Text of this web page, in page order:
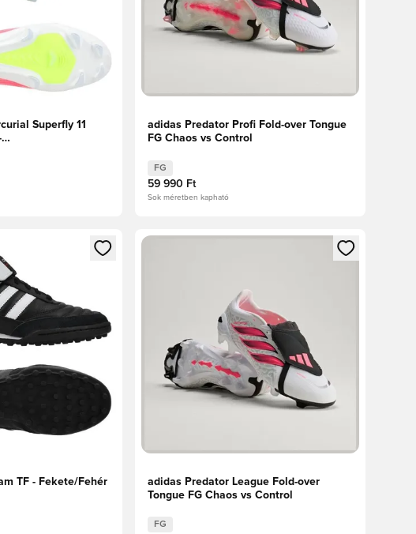
Superfly 11
adidas Predator Profi Fold-over Tongue
FG Chaos vs Control
FG
59 990 Ft
Sok méretben kapható
a bejelentkezéshez vagy a tagként való regisztrációhoz
TF - Fekete/Fehér
Megnyit egy modált a bejelentkezéshez vagy a
adidas Predator League Fold-over
Tongue FG Chaos vs Control
FG